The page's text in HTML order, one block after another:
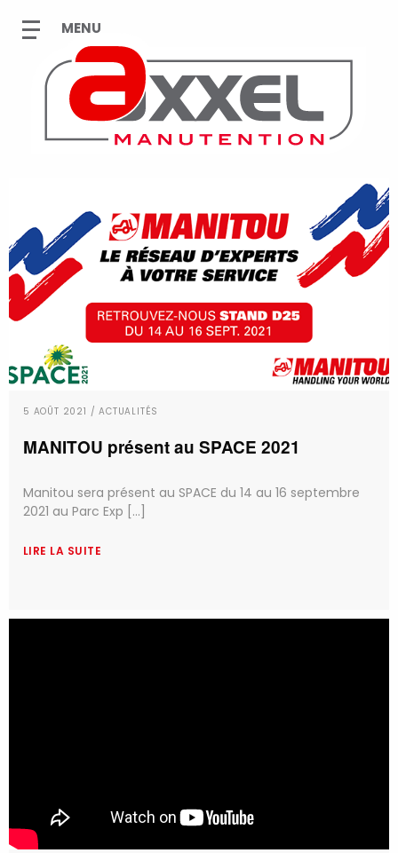
5 AOÛT 2021 / ACTUALITÉS
MANITOU présent au SPACE 2021
Manitou sera présent au SPACE du 14 au 16 septembre
2021 au Parc Exp [...]
LIRE LA SUITE